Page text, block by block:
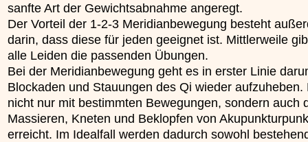
sanfte Art der Gewichtsabnahme angeregt.
Der Vorteil der 1-2-3 Meridianbewegung besteht
darin, dass diese für jeden geeignet ist. Mittlerweile
alle Leiden die passenden Übungen.
Bei der Meridianbewegung geht es in erster Linie
Blockaden und Stauungen des Qi wieder aufzuheben.
nicht nur mit bestimmten Bewegungen, sondern auch
Massieren, Kneten und Beklopfen von
erreicht. Im Idealfall werden dadurch sowohl